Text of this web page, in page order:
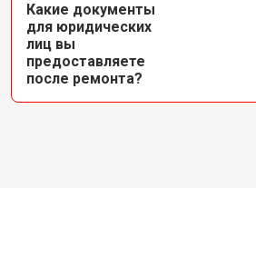
Какие документы
для юридических
лиц вы
предоставляете
после ремонта?